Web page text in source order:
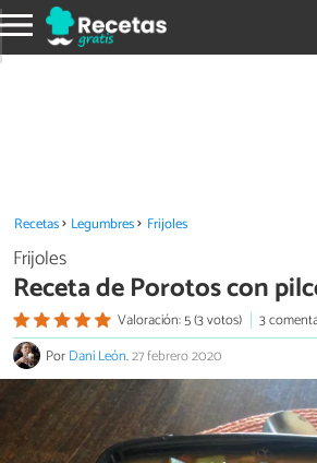
Recetas Legumbres Frijoles
Frijoles
Receta de Porotos con
Valoración: 5 (3 votos)
3
PorDani León.27 febrero 2020